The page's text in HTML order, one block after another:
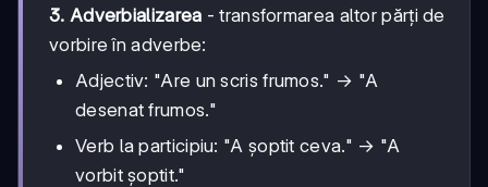
3. Adverbializarea - transformarea altor părți de
vorbire în adverbe:
Adjectiv: "Are un scris frumos." → "A
desenat frumos."
Verb la participiu: "A șoptit ceva." → "A
vorbit șoptit."